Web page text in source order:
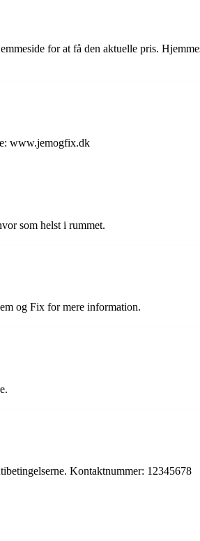
for at få den aktuelle pris.
www.jemogfix.dk
som helst i rummet.
og Fix for mere information.
Kontaktnummer: 12345678